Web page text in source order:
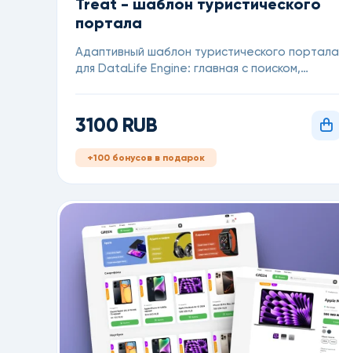
портала
Адаптивный шаблон туристического портала
для DataLife Engine: главная с поиском,
контактами, FAQ и отзывами
3100 RUB
+100 бонусов в подарок